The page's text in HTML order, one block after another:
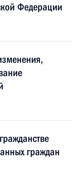
Федерации
граждан